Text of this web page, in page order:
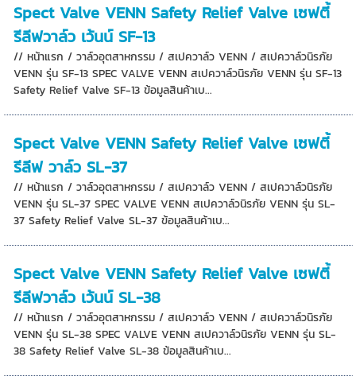
Spect Valve VENN Safety Relief Valve เซฟตี้
รีลีฟวาล์ว เว้นน์ SF-13
// หน้าแรก / วาล์วอุตสาหกรรม / สเปควาล์ว VENN / สเปควาล์วนิรภัย
VENN รุ่น SF-13 SPEC VALVE VENN สเปควาล์วนิรภัย VENN รุ่น SF-13
Safety Relief Valve SF-13 ข้อมูลสินค้าเบ...
Spect Valve VENN Safety Relief Valve เซฟตี้
รีลีฟ วาล์ว SL-37
// หน้าแรก / วาล์วอุตสาหกรรม / สเปควาล์ว VENN / สเปควาล์วนิรภัย
VENN รุ่น SL-37 SPEC VALVE VENN สเปควาล์วนิรภัย VENN รุ่น SL-
37 Safety Relief Valve SL-37 ข้อมูลสินค้าเบ...
Spect Valve VENN Safety Relief Valve เซฟตี้
รีลีฟวาล์ว เว้นน์ SL-38
// หน้าแรก / วาล์วอุตสาหกรรม / สเปควาล์ว VENN / สเปควาล์วนิรภัย
VENN รุ่น SL-38 SPEC VALVE VENN สเปควาล์วนิรภัย VENN รุ่น SL-
38 Safety Relief Valve SL-38 ข้อมูลสินค้าเบ...